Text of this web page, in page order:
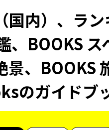
国内）、ラ
、BOOKS ス
、BOOKS
のガイドブ